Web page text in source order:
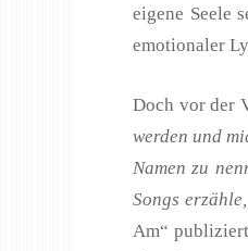
eigene Seele
emotionaler
Doch vor der
werden und
Namen zu
Songs
Am“